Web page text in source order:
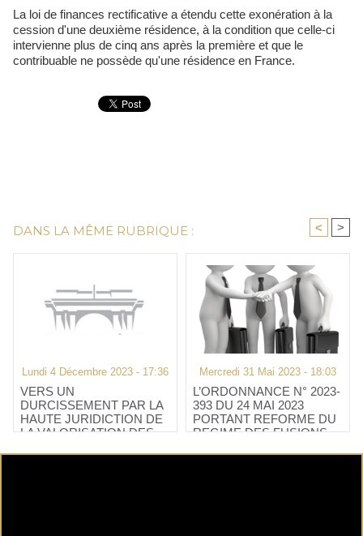
La loi de finances rectificative a étendu cette exonération à la
cession d'une deuxième résidence, à la condition que celle-ci
intervienne plus de cinq ans après la première et que le
contribuable ne possède qu'une résidence en France.
DANS LA MÊME RUBRIQUE : < >
Lundi 4 Décembre 2023 - 17:36
VERS UN
DURCISSEMENT PAR LA
HAUTE JURIDICTION DE
LA VALORISATION DES
Mercredi 31 Mai 2023 - 18:03
L’ORDONNANCE N° 2023-
393 DU 24 MAI 2023
PORTANT REFORME DU
REGIME DES FUSIONS,